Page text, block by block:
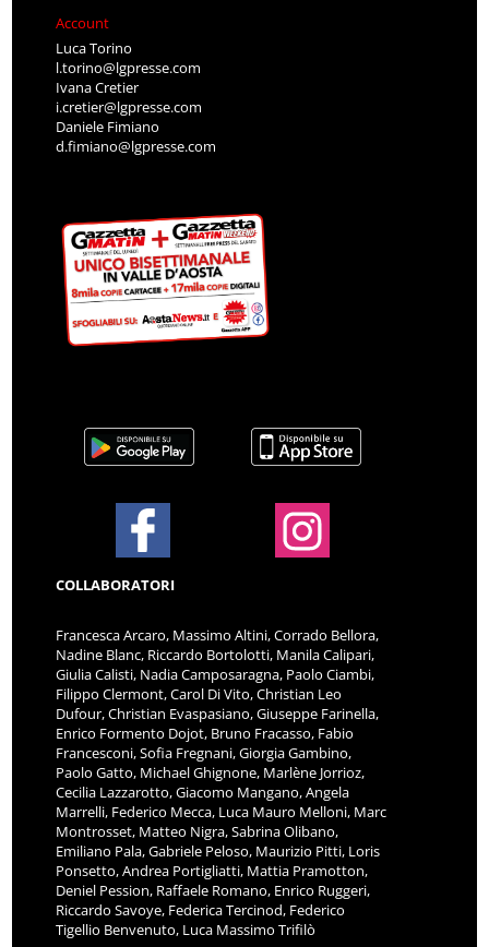
Account
Luca Torino
l.torino@lgpresse.com
Ivana Cretier
i.cretier@lgpresse.com
Daniele Fimiano
d.fimiano@lgpresse.com
COLLABORATORI
Francesca Arcaro, Massimo Altini, Corrado Bellora,
Nadine Blanc, Riccardo Bortolotti, Manila Calipari,
Giulia Calisti, Nadia Camposaragna, Paolo Ciambi,
Filippo Clermont, Carol Di Vito, Christian Leo
Dufour, Christian Evaspasiano, Giuseppe Farinella,
Enrico Formento Dojot, Bruno Fracasso, Fabio
Francesconi, Sofia Fregnani, Giorgia Gambino,
Paolo Gatto, Michael Ghignone, Marlène Jorrioz,
Cecilia Lazzarotto, Giacomo Mangano, Angela
Marrelli, Federico Mecca, Luca Mauro Melloni, Marc
Montrosset, Matteo Nigra, Sabrina Olibano,
Emiliano Pala, Gabriele Peloso, Maurizio Pitti, Loris
Ponsetto, Andrea Portigliatti, Mattia Pramotton,
Deniel Pession, Raffaele Romano, Enrico Ruggeri,
Riccardo Savoye, Federica Tercinod, Federico
Tigellio Benvenuto, Luca Massimo Trifilò